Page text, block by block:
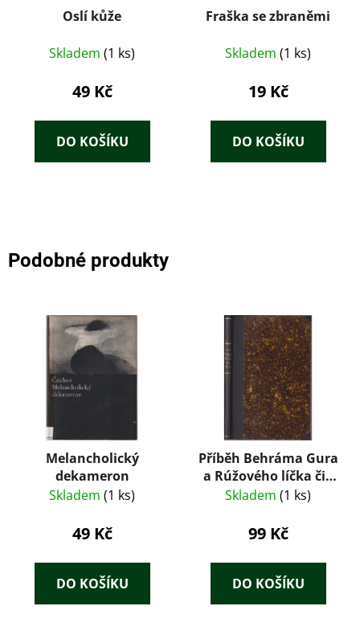
Oslí kůže
Skladem (1 ks)
49 Kč
DO KOŠÍKU
Fraška se zbraněmi
Skladem (1 ks)
19 Kč
DO KOŠÍKU
Podobné produkty
Melancholický
dekameron
Skladem (1 ks)
49 Kč
DO KOŠÍKU
Příběh Behráma Gura
a Rúžového líčka čili
sedm dní a sedm nocí
Skladem (1 ks)
99 Kč
DO KOŠÍKU